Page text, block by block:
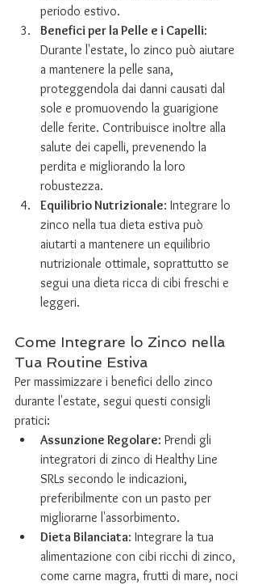
periodo estivo.
Benefici per la Pelle e i Capelli:
Durante l'estate, lo zinco può aiutare
a mantenere la pelle sana,
proteggendola dai danni causati dal
sole e promuovendo la guarigione
delle ferite. Contribuisce inoltre alla
salute dei capelli, prevenendo la
perdita e migliorando la loro
robustezza.
Equilibrio Nutrizionale: Integrare lo
zinco nella tua dieta estiva può
aiutarti a mantenere un equilibrio
nutrizionale ottimale, soprattutto se
segui una dieta ricca di cibi freschi e
leggeri.
Come Integrare lo Zinco nella
Tua Routine Estiva
Per massimizzare i benefici dello zinco
durante l'estate, segui questi consigli
pratici:
Assunzione Regolare: Prendi gli
integratori di zinco di Healthy Line
SRLs secondo le indicazioni,
preferibilmente con un pasto per
migliorarne l'assorbimento.
Dieta Bilanciata: Integrare la tua
alimentazione con cibi ricchi di zinco,
come carne magra, frutti di mare, noci